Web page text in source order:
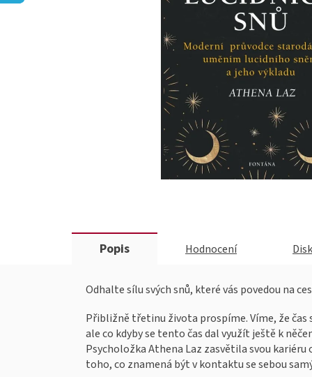
Popis Hodnocení
Odhalte sílu svých snů, které vás povedou na
Přibližně třetinu života prospíme. Víme, že
ale co kdyby se tento čas dal využít ještě k
Psycholožka Athena Laz zasvětila svou
toho, co znamená být v kontaktu se sebou